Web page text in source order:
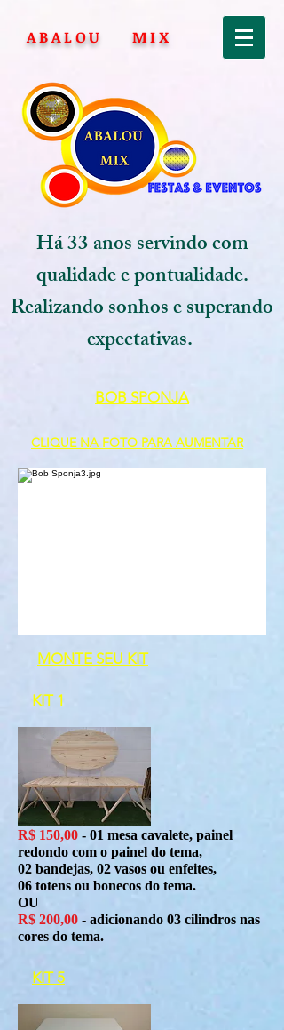
ABALOU MIX
Há 33 anos servindo com
qualidade e pontualidade.
Realizando sonhos e superando
expectativas.
BOB SPONJA
CLIQUE NA FOTO PARA AUMENTAR
MONTE SEU KIT
KIT 1
R$ 150,00 - 01 mesa cavalete, painel
redondo com o painel do tema,
02 bandejas, 02 vasos ou enfeites,
06 totens ou bonecos do tema.
OU
R$ 200,00 - adicionando 03 cilindros nas
cores do tema.
KIT 5